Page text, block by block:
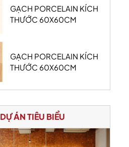
GẠCH PORCELAIN KÍCH
THƯỚC 60X60CM
GẠCH PORCELAIN KÍCH
THƯỚC 60X60CM
DỰ ÁN TIÊU BIỂU